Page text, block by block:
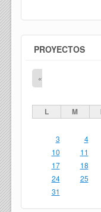
PROYECTOS
«
L M
3
4
10
11
17
18
24
25
31